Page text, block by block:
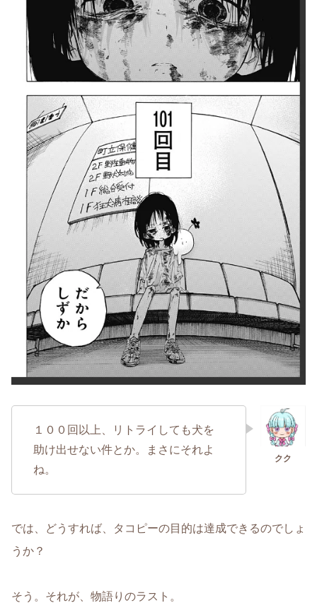
１００回以上、リトライしても犬を
助け出せない件とか。まさにそれよ
ね。
では、どうすれば、タコピーの目的は達成できるのでしょ
うか？
そう。それが、物語りのラスト。